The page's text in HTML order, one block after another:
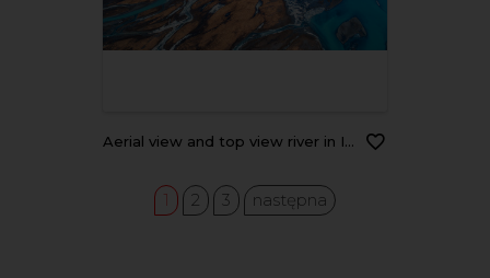
Aerial view and top view river in Iceland. Beautiful natural backdrop.
1 2 3 następna